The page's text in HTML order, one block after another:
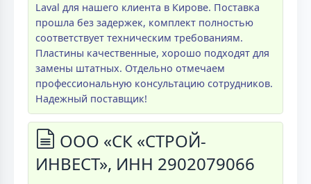
Laval для нашего клиента в Кирове. Поставка
прошла без задержек, комплект полностью
соответствует техническим требованиям.
Пластины качественные, хорошо подходят для
замены штатных. Отдельно отмечаем
профессиональную консультацию сотрудников.
Надежный поставщик!
ООО «СК «СТРОЙ-
ИНВЕСТ», ИНН 2902079066